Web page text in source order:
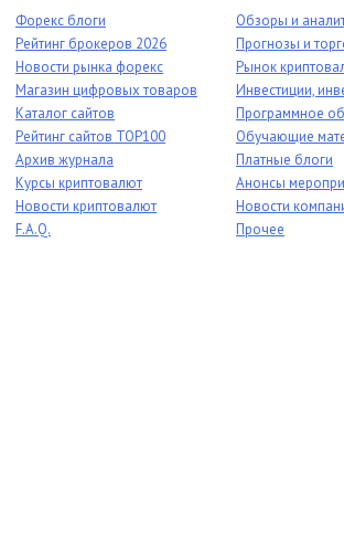
Форекс блоги
Рейтинг брокеров 2026
Новости рынка форекс
Магазин цифровых товаров
Каталог сайтов
Рейтинг сайтов TOP100
Архив журнала
Курсы криптовалют
Новости криптовалют
F.A.Q.
Обзоры и
Прогнозы и
Рынок
Инвестиции,
Программное
Обучающие
Платные блоги
Анонсы
Новости
Прочее